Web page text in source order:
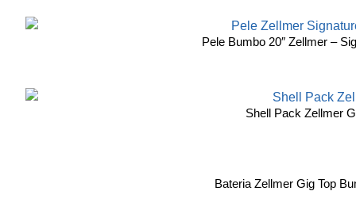
Pele Bumbo 20″ Zellmer –
Shell Pack Zellmer
Bateria Zellmer Gig Top